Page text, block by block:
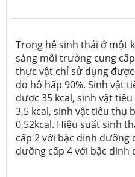
Trong hệ sinh thái ở một
sáng môi trường cung
thực vật chỉ sử dụng
do hô hấp 90%. Sinh vật
được 35 kcal, sinh vật
3,5 kcal, sinh vật tiêu thụ
0,52kcal. Hiệu suất sinh
cấp 2 với bậc dinh dưỡng
dưỡng cấp 4 với bậc dinh